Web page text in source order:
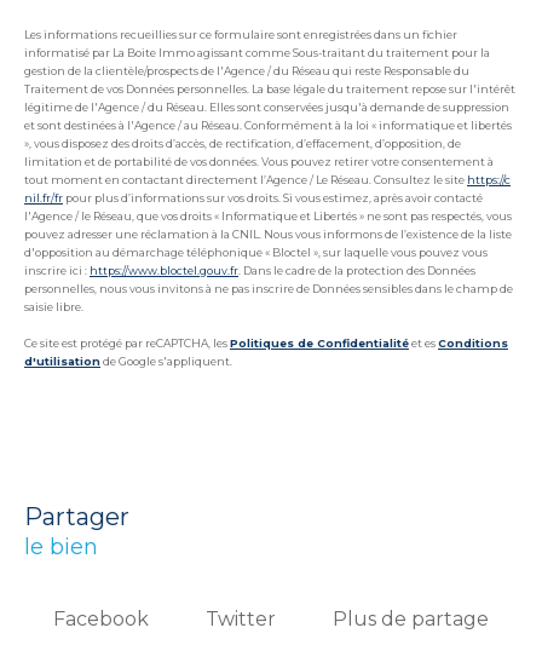
Les informations recueillies sur ce formulaire sont enregistrées dans un fichier
informatisé par La Boite Immo agissant comme Sous-traitant du traitement pour la
gestion de la clientèle/prospects de l'Agence / du Réseau qui reste Responsable du
Traitement de vos Données personnelles. La base légale du traitement repose sur l'intérêt
légitime de l'Agence / du Réseau. Elles sont conservées jusqu'à demande de suppression
et sont destinées à l'Agence / au Réseau. Conformément à la loi « informatique et libertés
», vous disposez des droits d’accès, de rectification, d’effacement, d’opposition, de
limitation et de portabilité de vos données. Vous pouvez retirer votre consentement à
tout moment en contactant directement l’Agence / Le Réseau. Consultez le site https://c
nil.fr/fr pour plus d’informations sur vos droits. Si vous estimez, après avoir contacté
l'Agence / le Réseau, que vos droits « Informatique et Libertés » ne sont pas respectés, vous
pouvez adresser une réclamation à la CNIL. Nous vous informons de l’existence de la liste
d'opposition au démarchage téléphonique « Bloctel », sur laquelle vous pouvez vous
inscrire ici : https://www.bloctel.gouv.fr. Dans le cadre de la protection des Données
personnelles, nous vous invitons à ne pas inscrire de Données sensibles dans le champ de
saisie libre.
Ce site est protégé par reCAPTCHA, lesPolitiques de Confidentialitéet esConditions
d'utilisationde Google s'appliquent.
partager
le bien
Facebook Twitter Plus de partage